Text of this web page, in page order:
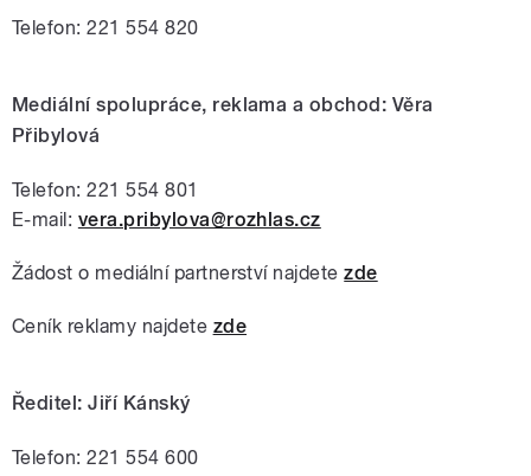
Telefon: 221 554 820
Mediální spolupráce, reklama a obchod: Věra
Přibylová
Telefon: 221 554 801
E-mail: vera.pribylova@rozhlas.cz
Žádost o mediální partnerství najdete zde
Ceník reklamy najdete zde
Ředitel: Jiří Kánský
Telefon: 221 554 600